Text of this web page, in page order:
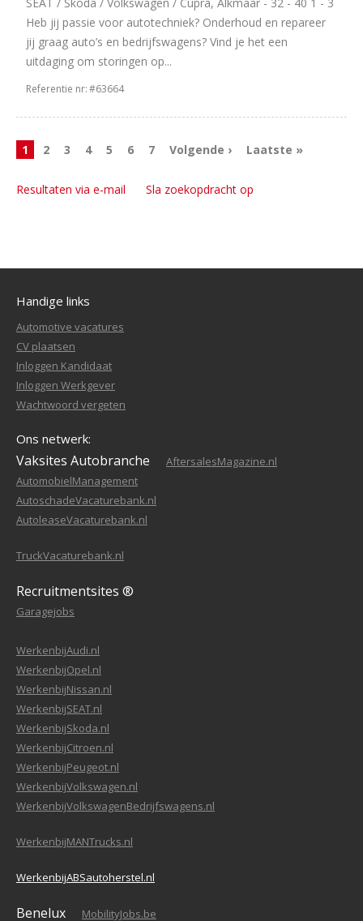
Heb jij passie voor autotechniek? Onderhoud en repareer
jij graag auto’s en bedrijfswagens? Vind je het een
uitdaging om storingen op...
Referentie nr:#63664
1 2 3 4 5 6 7 Volgende › Laatste »
Resultaten via e-mail Sla zoekopdracht op
Handige links
Automotive vacatures
CV plaatsen
Inloggen Kandidaat
Inloggen Werkgever
Wachtwoord vergeten
Ons netwerk:
Vaksites Autobranche
AftersalesMagazine.nl
AutomobielManagement
AutoschadeVacaturebank.nl
AutoleaseVacaturebank.nl
TruckVacaturebank.nl
Recruitmentsites ®
Garagejobs
WerkenbijAudi.nl
WerkenbijOpel.nl
WerkenbijNissan.nl
WerkenbijSEAT.nl
WerkenbijSkoda.nl
WerkenbijCitroen.nl
WerkenbijPeugeot.nl
WerkenbijVolkswagen.nl
WerkenbijVolkswagenBedrijfswagens.nl
WerkenbijMANTrucks.nl
WerkenbijABSautoherstel.nl
Benelux MobilityJobs.be